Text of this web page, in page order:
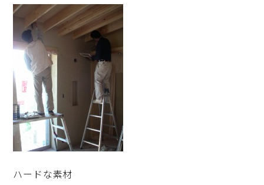
ハードな素材